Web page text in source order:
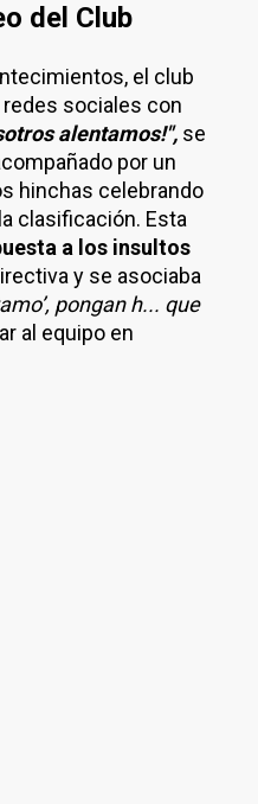
del Club
el club
sociales con
alentamos!", se
por un
hinchas celebrando
clasificación. Esta
a los insultos
y se asociaba
pongan h... que
al equipo en